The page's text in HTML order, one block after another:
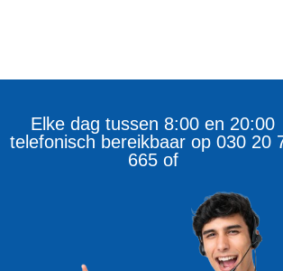
Elke dag tussen 8:00 en 20:00
telefonisch bereikbaar op 030 20
665 of